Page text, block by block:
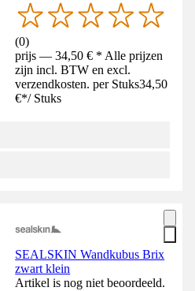
(0)
prijs — 34,50 € * Alle prijzen
zijn incl. BTW en excl.
verzendkosten. per Stuks34,50
€*/ Stuks
SEALSKIN Wandkubus Brix
zwart klein
Artikel is nog niet beoordeeld.